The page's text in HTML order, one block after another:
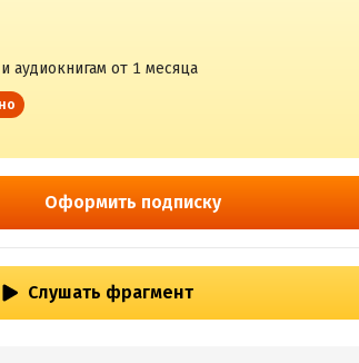
аудиокнигам от 1 месяца
Оформить подписку
Слушать фрагмент